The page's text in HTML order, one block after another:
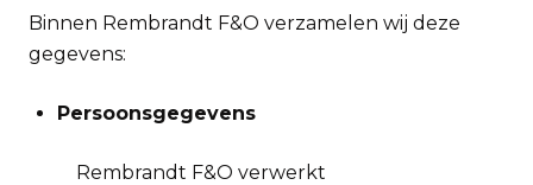
Binnen Rembrandt F&O verzamelen wij deze
gegevens:
Persoonsgegevens
Rembrandt F&O verwerkt